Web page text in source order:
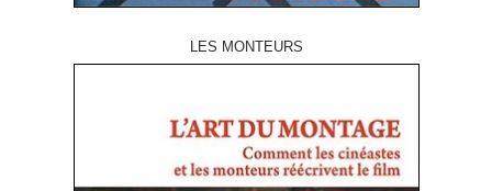
LES MONTEURS